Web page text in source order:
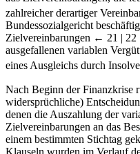
zahlreicher derartiger
Bundessozialgericht
Zielvereinbarungen ← 21 |
ausgefallenen variablen
eines Ausgleichs durch
Nach Beginn der Finanzkrise
widersprüchliche)
denen die Auszahlung der
Zielvereinbarungen an das
einem bestimmten Stichtag
Klauseln wurden im Verlauf